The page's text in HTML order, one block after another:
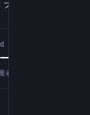
ライム会員は送料無